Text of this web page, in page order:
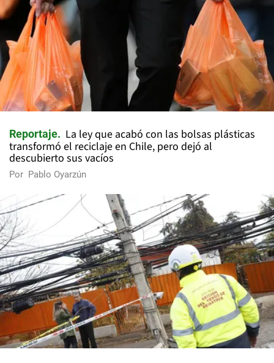
Reportaje
La ley que acabó con las bolsas plásticas
transformó el reciclaje en Chile, pero dejó al
descubierto sus vacíos
Por Pablo Oyarzún